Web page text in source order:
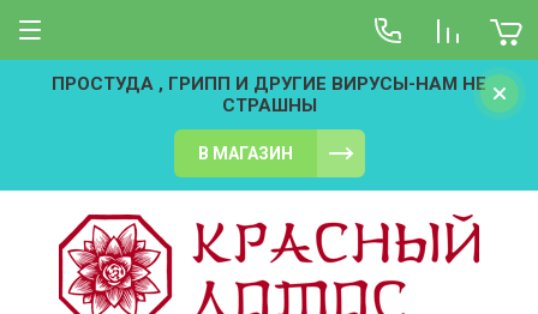
ПРОСТУДА , ГРИПП И ДРУГИЕ ВИРУСЫ-НАМ НЕ
СТРАШНЫ
В МАГАЗИН